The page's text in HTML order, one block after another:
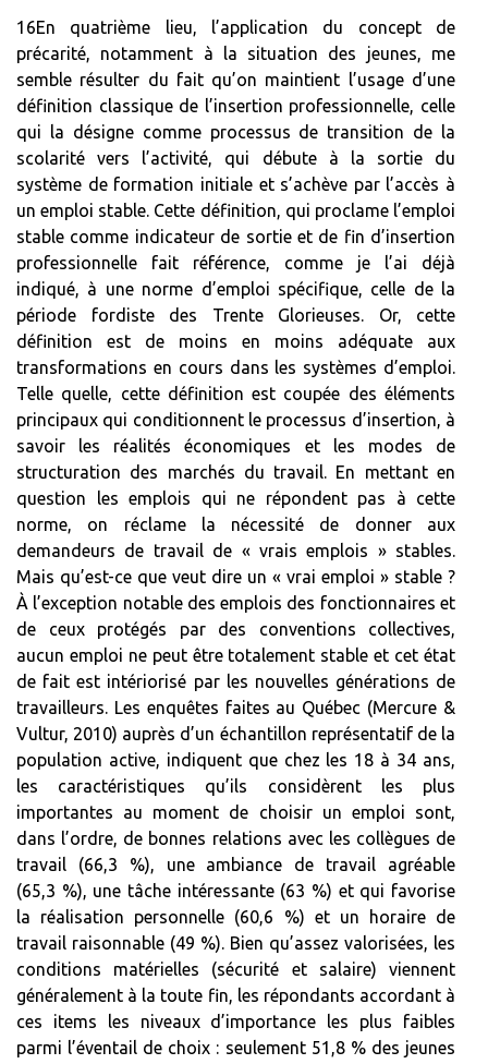
16En quatrième lieu, l’application du concept de
précarité, notamment à la situation des jeunes, me
semble résulter du fait qu’on maintient l’usage d’une
définition classique de l’insertion professionnelle, celle
qui la désigne comme processus de transition de la
scolarité vers l’activité, qui débute à la sortie du
système de formation initiale et s’achève par l’accès à
un emploi stable. Cette définition, qui proclame l’emploi
stable comme indicateur de sortie et de fin d’insertion
professionnelle fait référence, comme je l’ai déjà
indiqué, à une norme d’emploi spécifique, celle de la
période fordiste des Trente Glorieuses. Or, cette
définition est de moins en moins adéquate aux
transformations en cours dans les systèmes d’emploi.
Telle quelle, cette définition est coupée des éléments
principaux qui conditionnent le processus d’insertion, à
savoir les réalités économiques et les modes de
structuration des marchés du travail. En mettant en
question les emplois qui ne répondent pas à cette
norme, on réclame la nécessité de donner aux
demandeurs de travail de « vrais emplois » stables.
Mais qu’est-ce que veut dire un « vrai emploi » stable ?
À l’exception notable des emplois des fonctionnaires et
de ceux protégés par des conventions collectives,
aucun emploi ne peut être totalement stable et cet état
de fait est intériorisé par les nouvelles générations de
travailleurs. Les enquêtes faites au Québec (Mercure &
Vultur, 2010) auprès d’un échantillon représentatif de la
population active, indiquent que chez les 18 à 34 ans,
les caractéristiques qu’ils considèrent les plus
importantes au moment de choisir un emploi sont,
dans l’ordre, de bonnes relations avec les collègues de
travail (66,3 %), une ambiance de travail agréable
(65,3 %), une tâche intéressante (63 %) et qui favorise
la réalisation personnelle (60,6 %) et un horaire de
travail raisonnable (49 %). Bien qu’assez valorisées, les
conditions matérielles (sécurité et salaire) viennent
généralement à la toute fin, les répondants accordant à
ces items les niveaux d’importance les plus faibles
parmi l’éventail de choix : seulement 51,8 % des jeunes